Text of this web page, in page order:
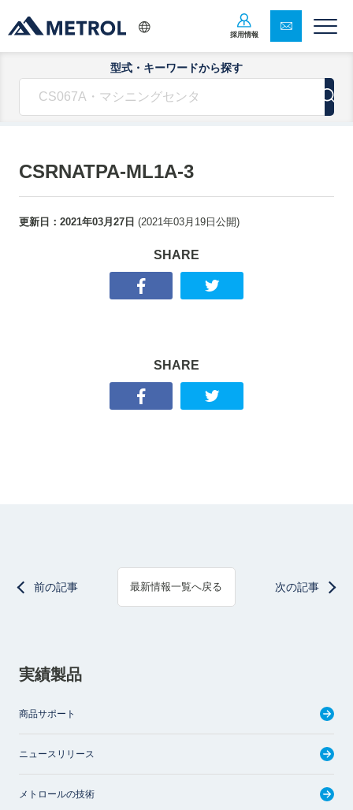
採用情報
型式・キーワードから探す
CSRNATPA-ML1A-3
更新日： 2021年03月27日 (2021年03月19日 公開)
SHARE
SHARE
前の記事 最新情報一覧へ戻る 次の記事
実績製品
商品サポート
ニュースリリース
メトロールの技術